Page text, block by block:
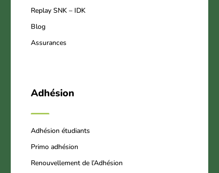
Replay SNK – IDK
Blog
Assurances
Adhésion
Adhésion étudiants
Primo adhésion
Renouvellement de l’Adhésion